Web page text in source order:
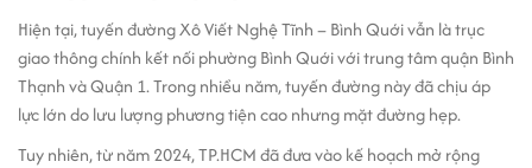
Hiện tại, tuyến đường Xô Viết Nghệ Tĩnh – Bình Quới vẫn là trục
giao thông chính kết nối phường Bình Quới với trung tâm quận Bình
Thạnh và Quận 1. Trong nhiều năm, tuyến đường này đã chịu áp
lực lớn do lưu lượng phương tiện cao nhưng mặt đường hẹp.
Tuy nhiên, từ năm 2024, TP.HCM đã đưa vào kế hoạch mở rộng